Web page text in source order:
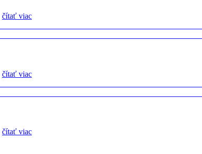
čítať viac
čítať viac
čítať viac